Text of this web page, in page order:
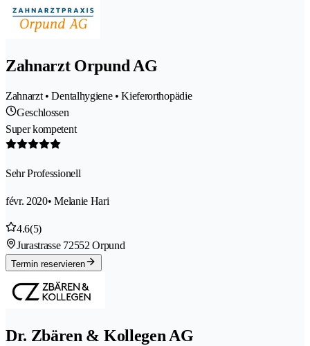
Zahnarzt Orpund AG
Zahnarzt • Dentalhygiene • Kieferorthopädie
Geschlossen
Super kompetent
Sehr Professionell
févr. 2020• Melanie Hari
4.6(5)
Jurastrasse 72552 Orpund
Termin reservieren
Dr. Zbären & Kollegen AG